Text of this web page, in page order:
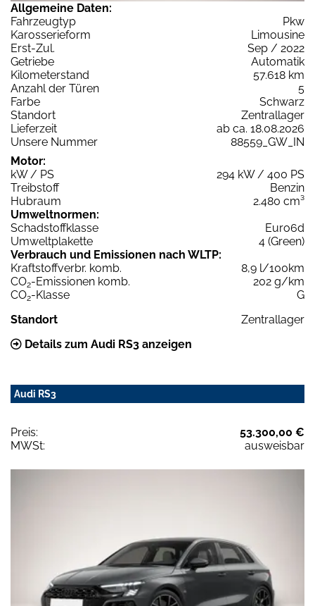
Allgemeine Daten:
Fahrzeugtyp
Pkw
Karosserieform
Limousine
Erst-Zul.
Sep / 2022
Getriebe
Automatik
Kilometerstand
57.618 km
Anzahl der Türen
5
Farbe
Schwarz
Standort
Zentrallager
Lieferzeit
ab ca. 18.08.2026
Unsere Nummer
88559_GW_IN
Motor:
kW / PS
294 kW / 400 PS
Treibstoff
Benzin
Hubraum
2.480 cm³
Umweltnormen:
Schadstoffklasse
Euro6d
Umweltplakette
4 (Green)
Verbrauch und Emissionen nach WLTP:
Kraftstoffverbr. komb.
8,9 l/100km
CO2-Emissionen komb.
202 g/km
CO2-Klasse
G
Standort
Zentrallager
Details zum Audi RS3 anzeigen
Audi RS3
Preis:
53.300,00 €
MWSt:
ausweisbar